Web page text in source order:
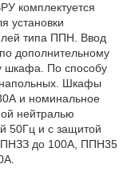
комплектуется
установки
типа ППН. Ввод
дополнительному
шкафа. По способу
напольных. Шкафы
и номинальное
нейтралью
50Гц и с защитой
до 100А, ППН35